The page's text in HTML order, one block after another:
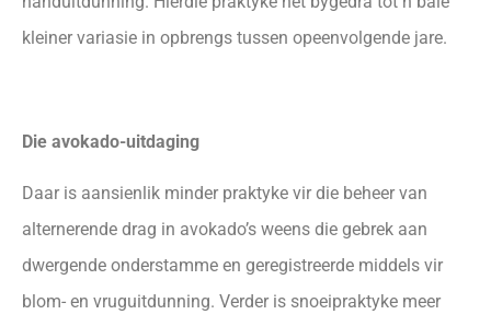
kleiner variasie in opbrengs tussen opeenvolgende jare.
Die avokado-uitdaging
Daar is aansienlik minder praktyke vir die beheer van
alternerende drag in avokado’s weens die gebrek aan
dwergende onderstamme en geregistreerde middels vir
blom- en vruguitdunning. Verder is snoeipraktyke meer